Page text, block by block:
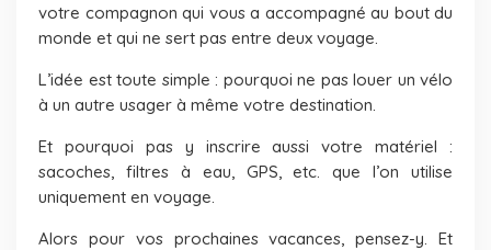
votre compagnon qui vous a accompagné au bout du
monde et qui ne sert pas entre deux voyage.
L’idée est toute simple : pourquoi ne pas louer un vélo
à un autre usager à même votre destination.
Et pourquoi pas y inscrire aussi votre matériel :
sacoches, filtres à eau, GPS, etc. que l’on utilise
uniquement en voyage.
Alors pour vos prochaines vacances, pensez-y. Et